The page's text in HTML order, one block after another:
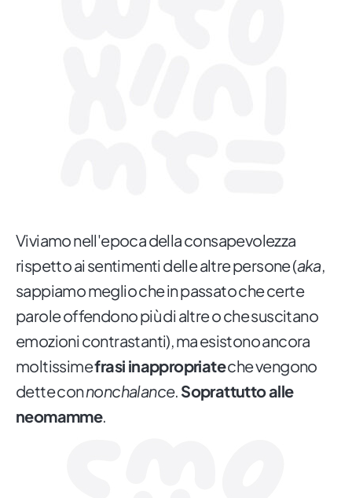
Viviamo nell'epoca della consapevolezza
rispetto ai sentimenti delle altre persone (aka,
sappiamo meglio che in passato che certe
parole offendono più di altre o che suscitano
emozioni contrastanti), ma esistono ancora
moltissimefrasi inappropriateche vengono
dette connonchalance. Soprattutto alle
neomamme.